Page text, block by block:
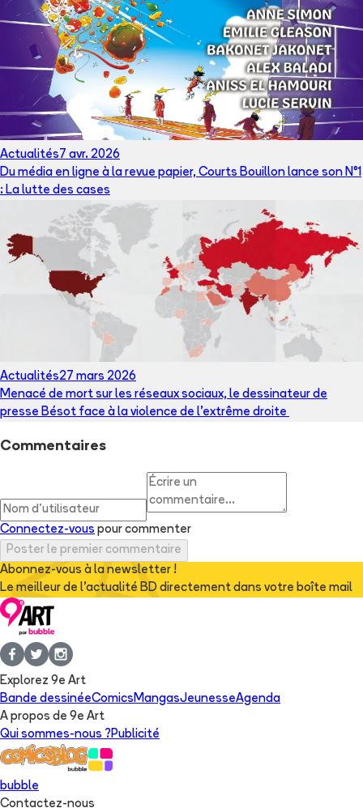
Actualités 7 avr. 2026
Du média en ligne à la revue papier, Courts Bouillon lance son N°1
: La lutte des cases
Actualités27 mars 2026
Menacé de mort sur les réseaux sociaux, le dessinateur de
presse Bésot face à la violence de l’extrême droite
Commentaires
Connectez-vous pour commenter
Poster le premier commentaire
Abonnez-vous à la newsletter !
Le meilleur de l'actualité BD directement dans votre boîte mail
Explorez 9e Art
Bande dessinéeComics MangasJeunesseAgenda
A propos de 9e Art
Qui sommes-nous ? Publicité
bubble
Contactez-nous